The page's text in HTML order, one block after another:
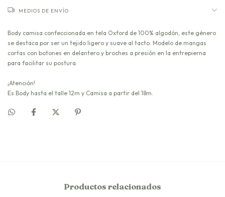
MEDIOS DE ENVÍO
Body camisa confeccionada en tela Oxford de 100% algodón, este género
se destaca por ser un tejido ligero y suave al tacto. Modelo de mangas
cortas con botones en delantero y broches a presión en la entrepierna
para facilitar su postura.
¡Atención!
Es Body hasta el talle 12m y Camisa a partir del 18m.
Productos relacionados